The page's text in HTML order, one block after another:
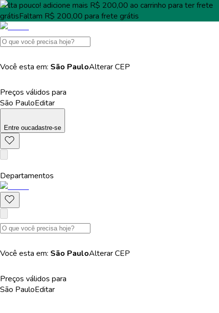
Falta pouco! adicione mais R$ 200,00 ao carrinho para terfrete
grátisFaltam R$ 200,00 para frete grátis
Você esta em: São PauloAlterarCEP
Preços válidos para
São PauloEditar
Entre oucadastre-se
Departamentos
Você esta em: São PauloAlterarCEP
Preços válidos para
São PauloEditar